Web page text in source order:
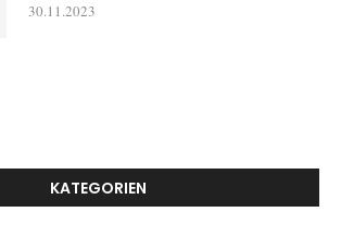
30.11.2023
KATEGORIEN